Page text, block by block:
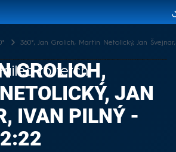
360°, Jan Grolich, Martin Netolický, Jan
to fetch
GROLICH,
JAN
IVAN PILNÝ -